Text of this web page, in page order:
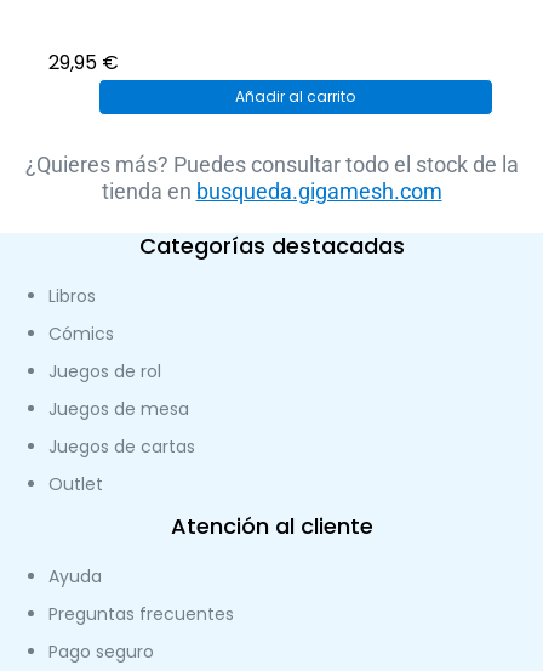
29,95 €
Añadir al carrito
¿Quieres más? Puedes consultar todo el stock de la
tienda en busqueda.gigamesh.com
Categorías destacadas
Libros
Cómics
Juegos de rol
Juegos de mesa
Juegos de cartas
Outlet
Atención al cliente
Ayuda
Preguntas frecuentes
Pago seguro